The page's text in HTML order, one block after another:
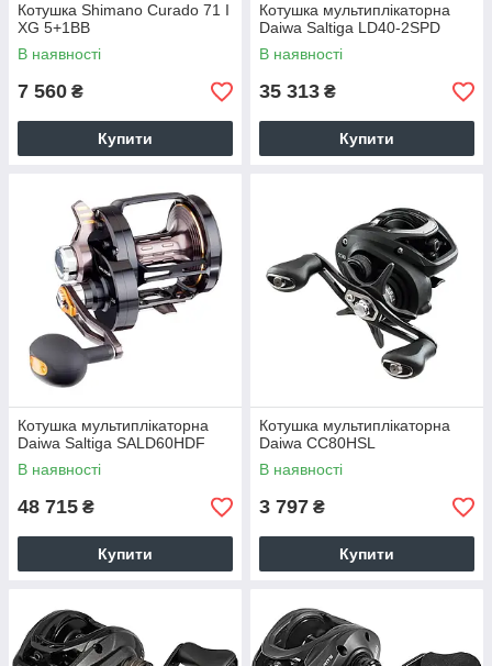
Котушка Shimano Curado 71 I
XG 5+1BB
В наявності
7 560 ₴
Купити
Котушка мультиплікаторна
Daiwa Saltiga LD40-2SPD
В наявності
35 313 ₴
Купити
Котушка мультиплікаторна
Daiwa Saltiga SALD60HDF
В наявності
48 715 ₴
Купити
Котушка мультиплікаторна
Daiwa CC80HSL
В наявності
3 797 ₴
Купити